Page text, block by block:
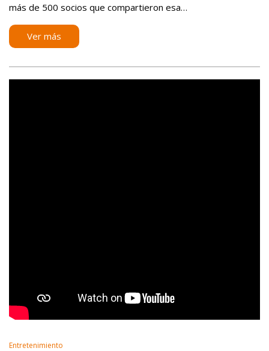
más de 500 socios que compartieron esa…
Ver más
Posted
Entretenimiento